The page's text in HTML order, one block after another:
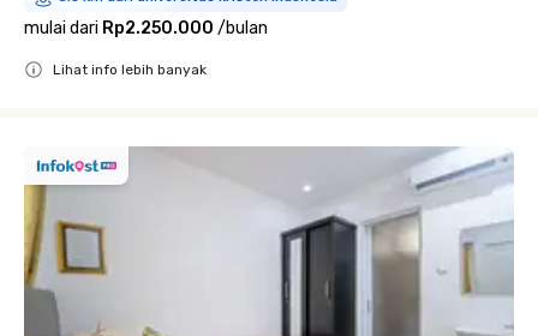
mulai dari Rp2.250.000 /bulan
Lihat info lebih banyak